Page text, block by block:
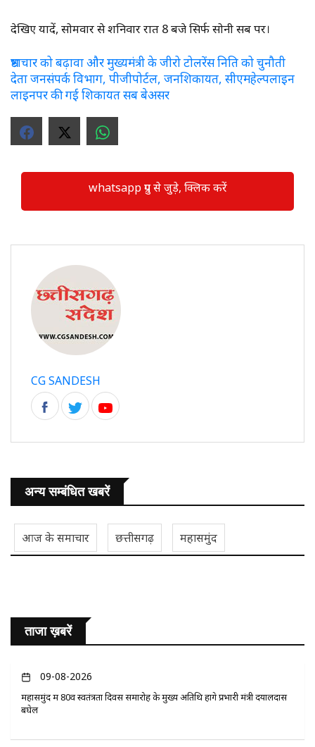
देखिए यादें, सोमवार से शनिवार रात 8 बजे सिर्फ सोनी सब पर।
भ्रष्टाचार को बढ़ावा और मुख्यमंत्री के जीरो टोलरेंस निति को चुनौती
देता जनसंपर्क विभाग, पीजीपोर्टल, जनशिकायत, सीएमहेल्पलाइन
लाइनपर की गई शिकायत सब बेअसर
whatsapp ग्रुप से जुड़े, क्लिक करें
CG SANDESH
अन्य सम्बंधित खबरें
आज के समाचार छत्तीसगढ़ महासमुंद
ताजा ख़बरें
09-08-2026
महासमुंद में 80वें स्वतंत्रता दिवस समारोह के मुख्य अतिथि होंगे प्रभारी मंत्री दयालदास
बघेल